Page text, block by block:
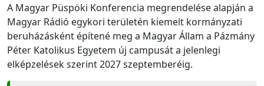
A Magyar Püspöki Konferencia megrendelése alapján a
Magyar Rádió egykori területén kiemelt kormányzati
beruházásként építené meg a Magyar Állam a Pázmány
Péter Katolikus Egyetem új campusát a jelenlegi
elképzelések szerint 2027 szeptemberéig.